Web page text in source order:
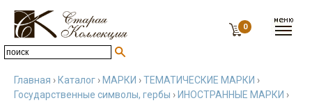
0
Главная › Каталог › МАРКИ ›ТЕМАТИЧЕСКИЕ МАРКИ ›
Государственные символы, гербы › ИНОСТРАННЫЕ МАРКИ ›